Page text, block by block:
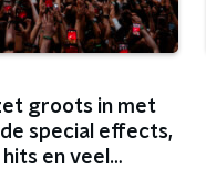
groots in met
special effects,
en veel